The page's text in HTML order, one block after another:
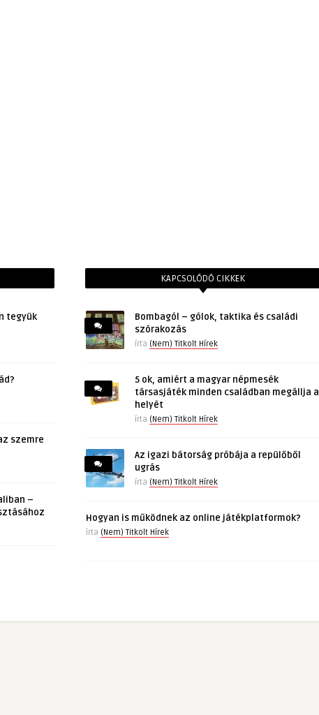
tegyük
szemre
–
KAPCSOLÓDÓ CIKKEK
Bombagól – gólok, taktika és családi
szórakozás
írta (Nem) Titkolt Hírek
5 ok, amiért a magyar népmesék
társasjáték minden családban megállja a
helyét
írta (Nem) Titkolt Hírek
Az igazi bátorság próbája a repülőből
ugrás
írta (Nem) Titkolt Hírek
Hogyan is működnek az online játékplatformok?
írta (Nem) Titkolt Hírek